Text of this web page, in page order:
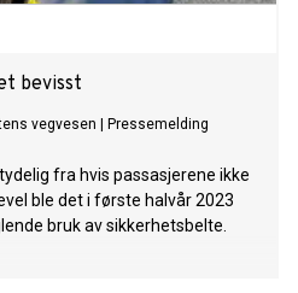
bevisst
vegvesen Pressemelding
fra hvis passasjerene ikke
ble det i første halvår 2023
bruk av sikkerhetsbelte.